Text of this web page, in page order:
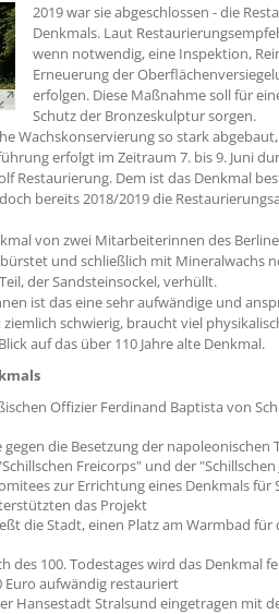
??? absaetzeOben[1]/titel ???
2019 war sie abgeschlossen - die
Denkmals. Laut
wenn notwendig, eine Inspektion,
Erneuerung der
erfolgen. Diese Maßnahme soll für
Schutz der Bronzeskulptur sorgen.
Wachskonservierung so stark
erfolgt im Zeitraum 7. bis 9. Juni
Restaurierung. Dem ist das Denkmal
bereits 2018/2019 die
von zwei Mitarbeiterinnen des
und schließlich mit Mineralwachs
der Sandsteinsockel, verhüllt.
ist das eine sehr aufwändige und
schwierig, braucht viel
auf das über 110 Jahre alte Denkmal.
Offizier Ferdinand Baptista von
die Besetzung der napoleonischen
Freicorps" und der "Schillschen
zur Errichtung eines Denkmals für
das Projekt
die Stadt, einen Platz am Warmbad für
des 100. Todestages wird das Denkmal
Euro aufwändig restauriert
Hansestadt Stralsund eingetragen mit